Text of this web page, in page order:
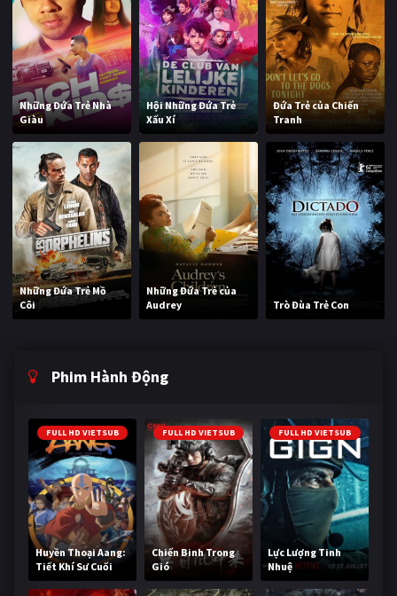
Những Đứa Trẻ Nhà
Giàu
Hội Những Đứa Trẻ
Xấu Xí
Đứa Trẻ của Chiến
Tranh
Những Đứa Trẻ Mồ
Côi
Những Đứa Trẻ của
Audrey
Trò Đùa Trẻ Con
Phim Hành Động
FULL HD VIETSUB
Huyền Thoại Aang:
Tiết Khí Sư Cuối
Cùng
FULL HD VIETSUB
Chiến Binh Trong
Gió
FULL HD VIETSUB
Lực Lượng Tinh
Nhuệ